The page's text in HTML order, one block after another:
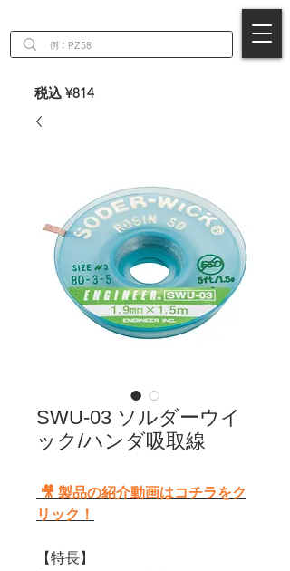
税込 ¥814
SWU-03 ソルダーウイ
ック/ハンダ吸取線
🎥 製品の紹介動画はコチラをク
リック！
【特長】